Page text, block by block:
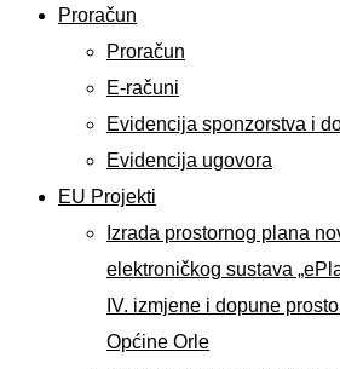
Proračun
Proračun
E-računi
Evidencija sponzorstva i
Evidencija ugovora
EU Projekti
Izrada prostornog plana
elektroničkog sustava
IV. izmjene i dopune
Općine Orle